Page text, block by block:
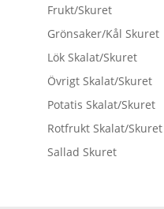
Frukt/Skuret
Grönsaker/Kål Skuret
Lök Skalat/Skuret
Övrigt Skalat/Skuret
Potatis Skalat/Skuret
Rotfrukt Skalat/Skuret
Sallad Skuret